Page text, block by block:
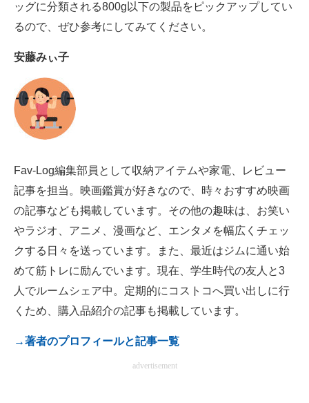
エレクトロニクス専門サイト
電子設計の基本と応用
エネルギーの専門メディア
建設×テクノロジーの最前線
ちょっと気になるネットの話題
ッグに分類される800g以下の製品をピックアップしてい
るので、ぜひ参考にしてみてください。
安藤みぃ子
Fav-Log編集部員として収納アイテムや家電、レビュー
記事を担当。映画鑑賞が好きなので、時々おすすめ映画
の記事なども掲載しています。その他の趣味は、お笑い
やラジオ、アニメ、漫画など、エンタメを幅広くチェッ
クする日々を送っています。また、最近はジムに通い始
めて筋トレに励んでいます。現在、学生時代の友人と3
人でルームシェア中。定期的にコストコへ買い出しに行
くため、購入品紹介の記事も掲載しています。
→著者のプロフィールと記事一覧
advertisement